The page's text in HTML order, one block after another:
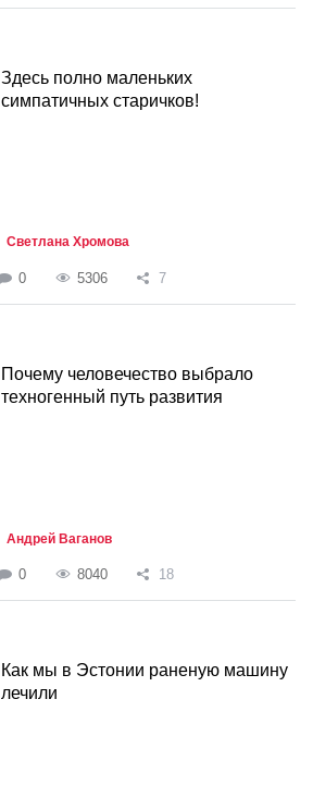
Здесь полно маленьких
симпатичных старичков!
Светлана Хромова
0 5306 7
Почему человечество выбрало
техногенный путь развития
Андрей Ваганов
0 8040 18
Как мы в Эстонии раненую машину
лечили